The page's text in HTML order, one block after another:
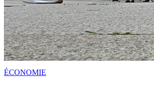
ÉCONOMIE